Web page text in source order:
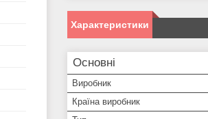
Характеристики
Основні
Виробник
Країна виробник